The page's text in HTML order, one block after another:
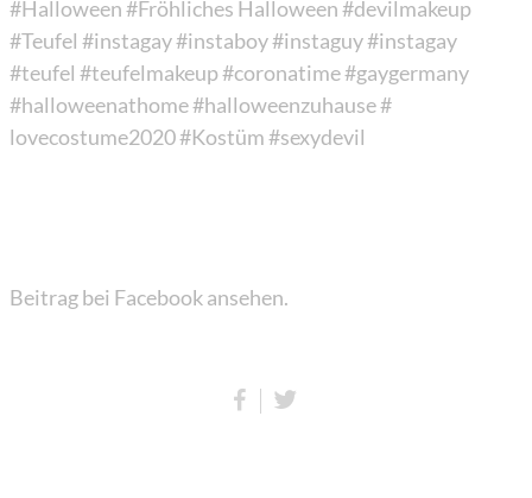
#Halloween#Fröhliches Halloween#devilmakeup
#Teufel #instagay#instaboy#instaguy#instagay
#teufel #teufelmakeup#coronatime#gaygermany
#halloweenathome#halloweenzuhause#
lovecostume2020#Kostüm#sexydevil
Beitrag bei Facebook ansehen.